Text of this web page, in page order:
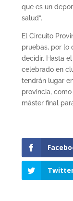
que es un
salud”.
El Circuito
pruebas, por lo
decidir. Hasta
celebrado en
tendrán lugar
provincia,
máster final